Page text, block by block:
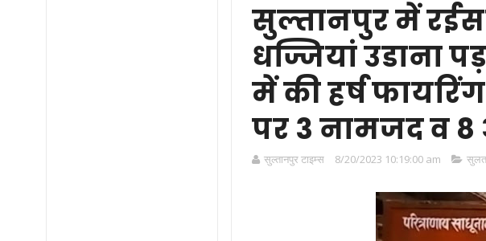
सुल्तानपुर में
धज्जियां उडाना
में की हर्ष
पर 3 नामजद व 8
सुल्तानपुर टाइम्स 8/20/2023 10:19:00 am